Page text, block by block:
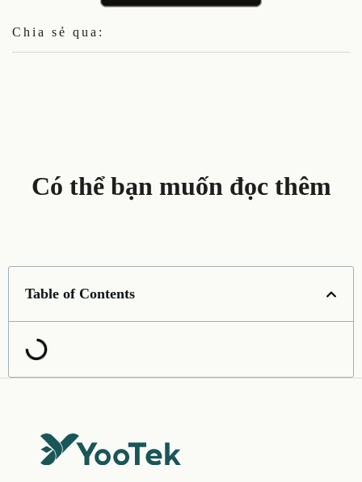
Chia sẻ qua:
Có thể bạn muốn đọc thêm
Table of Contents